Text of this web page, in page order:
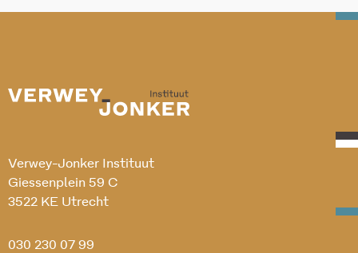
Verwey-Jonker Instituut
Giessenplein 59 C
3522 KE Utrecht
030 230 07 99